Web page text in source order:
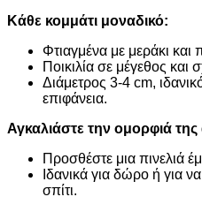
Κάθε κομμάτι μοναδικό:
Φτιαγμένα με μεράκι
Ποικιλία σε μέγεθος
Διάμετρος 3-4 cm,
επιφάνεια.
Αγκαλιάστε την ομορφιά της
Προσθέστε μια πινελιά
Ιδανικά για δώρο ή για
σπίτι.